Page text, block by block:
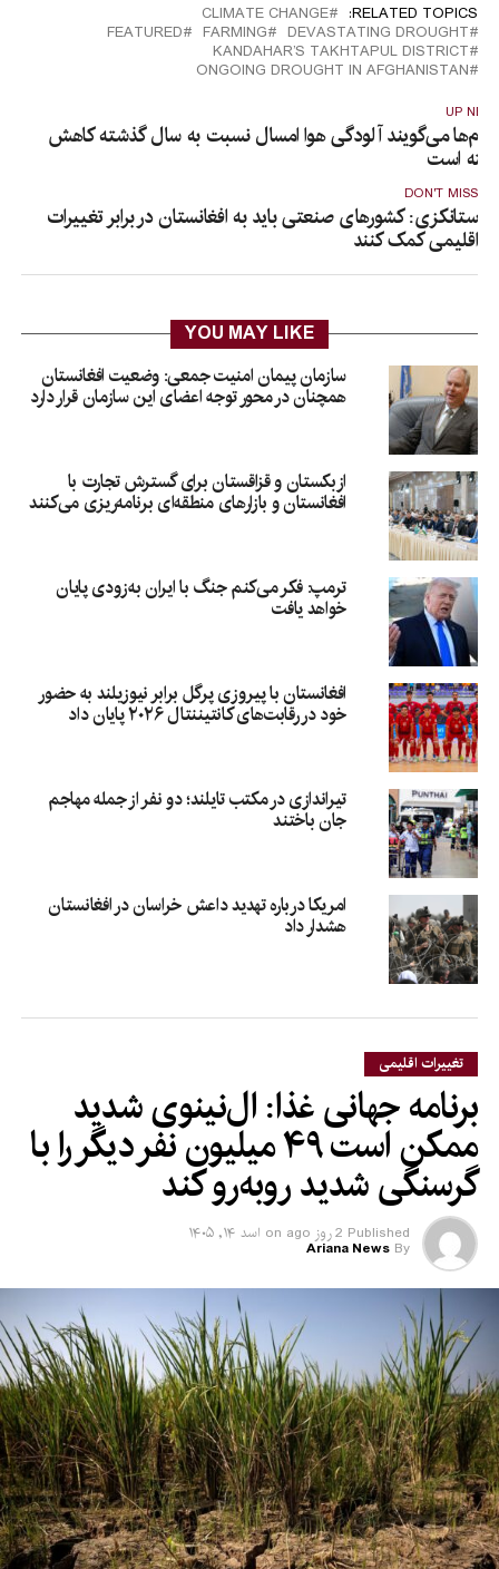
RELATED TOPICS:
CLIMATE CHANGE
DEVASTATING DROUGHT
FARMING
FEATURED
KANDAHAR’S TAKHTAPUL DISTRICT
ONGOING DROUGHT IN AFGHANISTAN
UP
می‌گویند آلودگی هوا امسال نسبت به سال گذشته کاهش
است
DON'T MISS
ستانکزی: کشورهای صنعتی باید به افغانستان در برابر تغییرات
اقلیمی کمک کنند
YOU MAY LIKE
سازمان پیمان امنیت جمعی: وضعیت افغانستان
همچنان در محور توجه اعضای این سازمان قرار دارد
ازبکستان و قزاقستان برای گسترش تجارت با
افغانستان و بازارهای منطقه‌ای برنامه‌ریزی می‌کنند
ترمپ: فکر می‌کنم جنگ با ایران به‌زودی پایان
خواهد یافت
افغانستان با پیروزی پرگل برابر نیوزیلند به حضور
خود در رقابت‌های کانتیننتال ۲۰۲۶ پایان داد
تیراندازی در مکتب تایلند؛ دو نفر از جمله مهاجم
جان باختند
امریکا درباره تهدید داعش خراسان در افغانستان
هشدار داد
تغییرات اقلیمی
برنامه جهانی غذا: ال‌نینوی شدید
ممکن است ۴۹ میلیون نفر دیگر را با
گرسنگی شدید روبه‌رو کند
Published 2 روز ago on اسد ۱۴, ۱۴۰۵
By
Ariana News